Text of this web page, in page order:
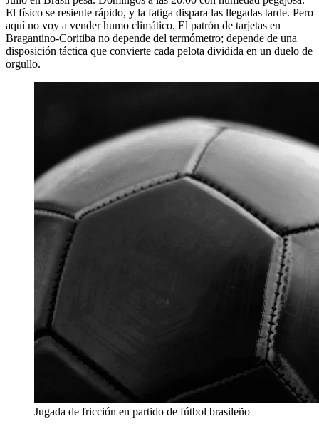
El físico se resiente rápido, y la fatiga dispara las llegadas tarde. Pero
aquí no voy a vender humo climático. El patrón de tarjetas en
Bragantino-Coritiba no depende del termómetro; depende de una
disposición táctica que convierte cada pelota dividida en un duelo de
orgullo.
Jugada de fricción en partido de fútbol brasileño